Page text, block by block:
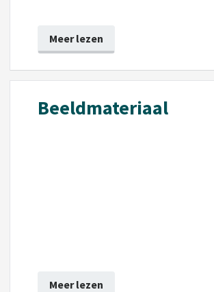
Meer lezen
Beeldmateriaal
Meer lezen